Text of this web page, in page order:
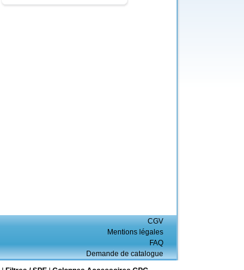
CGV
Mentions légales
FAQ
Demande de catalogue